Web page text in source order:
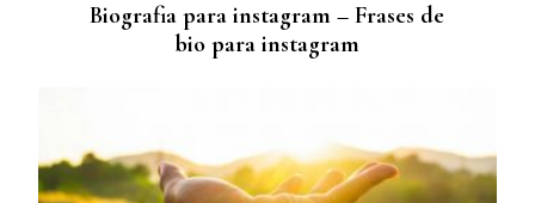
Biografia para instagram – Frases de
bio para instagram